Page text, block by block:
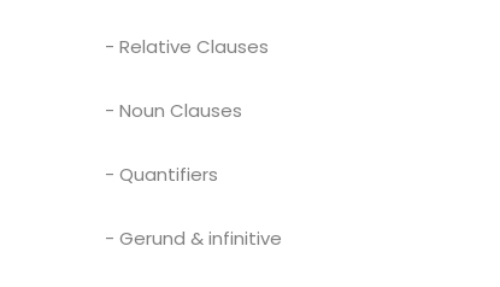
- Relative Clauses
- Noun Clauses
- Quantifiers
- Gerund & infinitive